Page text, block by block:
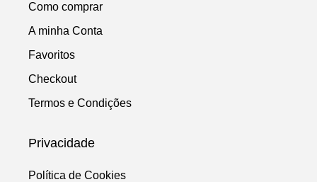
Como comprar
A minha Conta
Favoritos
Checkout
Termos e Condições
Privacidade
Política de Cookies